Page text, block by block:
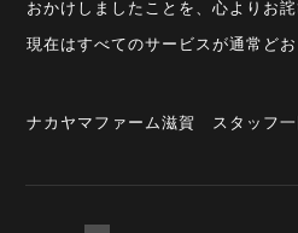
おかけしましたことを、心よりお詫
現在はすべてのサービスが通常ど
ナカヤマファーム滋賀 スタッフ一